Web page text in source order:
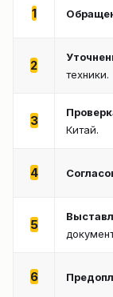
1
2
техники.
3
Китай.
4
5
6